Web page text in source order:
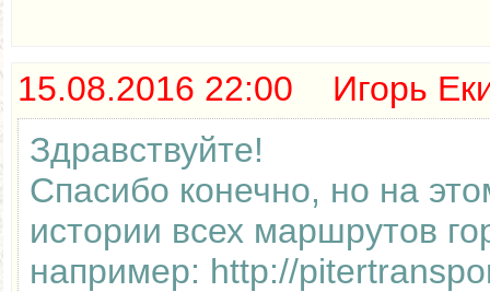
15.08.2016 22:00 Игорь
Здравствуйте!
Спасибо конечно, но на
истории всех маршрутов
например: http://